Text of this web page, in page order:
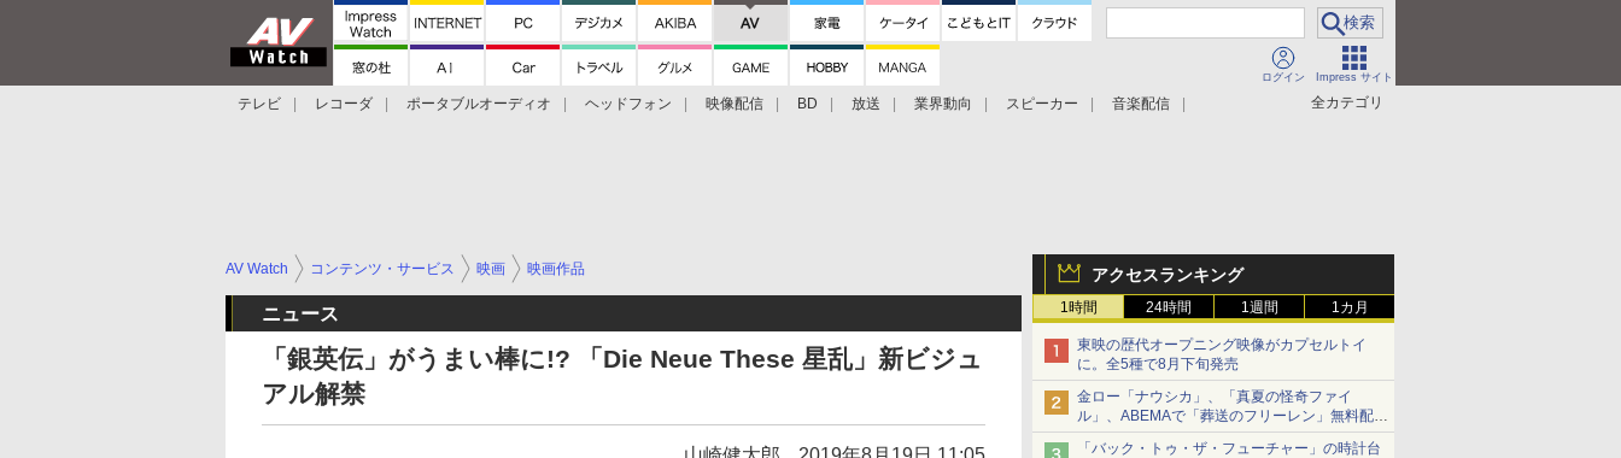
ログイン Impress サイト
全カテゴリ
テレビ レコーダ ポータブルオーディオ ヘッドフォン 映像配信 BD 放送 業界動向 スピーカー
音楽配信
アクセスランキング
1時間 24時間 1週間 1カ月
東映の歴代オープニング映像がカプセルトイ
に。全5種で8月下旬発売
金ロー「ナウシカ」、「真夏の怪奇ファイ
ル」、ABEMAで「葬送のフリーレン」無料配信
など。夏の特番・配信情報
「バック・トゥ・ザ・フューチャー」の時計台
AV Watch コンテンツ・サービス 映画 映画作品
ニュース
「銀英伝」がうまい棒に!? 「Die Neue These 星乱」新ビジュ
アル解禁